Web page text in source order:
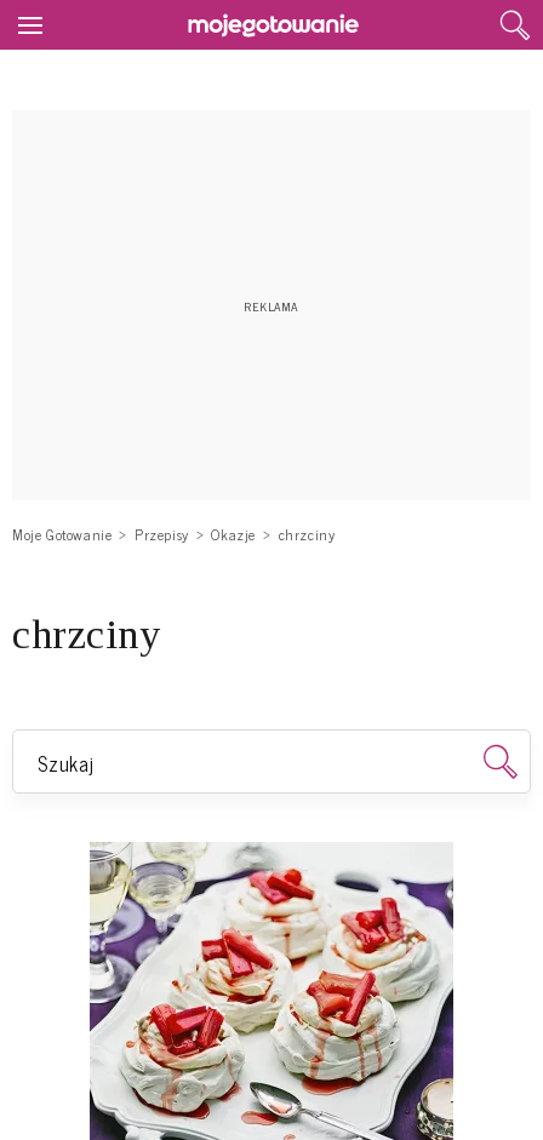
Moje Gotowanie Przepisy Okazje chrzciny
chrzciny